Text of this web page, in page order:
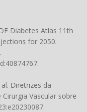
Diabetes Atlas 11th
for 2050.
Diretrizes da
Vascular sobre